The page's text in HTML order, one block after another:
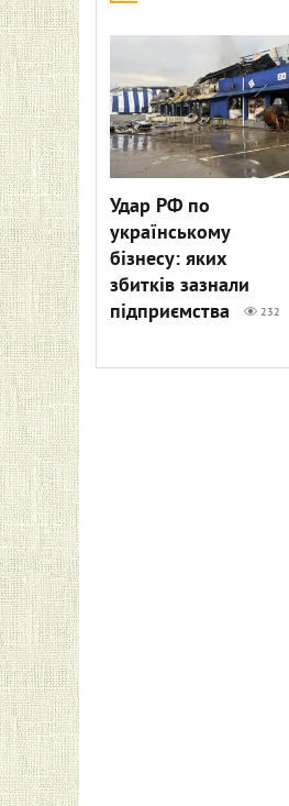
Удар РФ по
українському
бізнесу: яких
збитків зазнали
підприємства
232